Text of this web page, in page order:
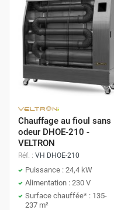
Chauffage au fioul sans
odeur DHOE-210 -
VELTRON
Réf. : VH DHOE-210
Puissance : 24,4 kW
Alimentation : 230 V
Surface chauffée* : 135-
237 m²